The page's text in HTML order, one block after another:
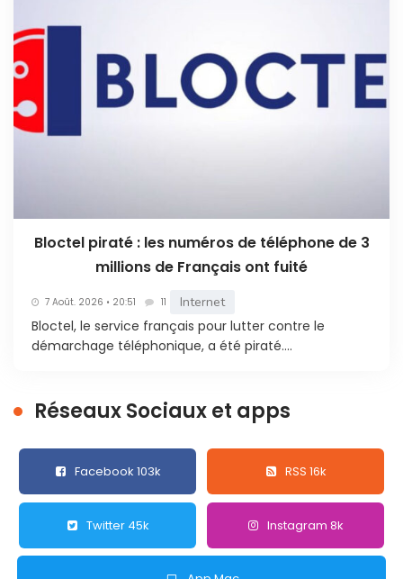
Bloctel piraté : les numéros de téléphone de 3
millions de Français ont fuité
7 Août. 2026 • 20:51 11 Internet
Bloctel, le service français pour lutter contre le
démarchage téléphonique, a été piraté....
Réseaux Sociaux et apps
Facebook 103k RSS 16k
Twitter 45k Instagram 8k